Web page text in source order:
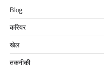
Blog
करियर
खेल
तकनीकी